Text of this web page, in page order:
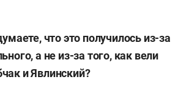
что это получилось из-за
а не из-за того, как вели
и Явлинский?